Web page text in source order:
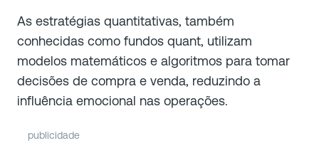
As estratégias quantitativas, também
conhecidas como fundos quant, utilizam
modelos matemáticos e algoritmos para tomar
decisões de compra e venda, reduzindo a
influência emocional nas operações.
publicidade